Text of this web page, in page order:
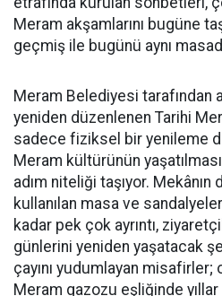
Meram akşamlarını bugüne
geçmiş ile bugünü aynı
Meram Belediyesi tarafından
yeniden düzenlenen Tarihi
sadece fiziksel bir yenileme
Meram kültürünün
adım niteliği taşıyor.
kullanılan masa ve
kadar pek çok ayrıntı,
günlerini yeniden yaşatacak
çayını yudumlayan misafirler;
Meram gazozu eşliğinde yıllar